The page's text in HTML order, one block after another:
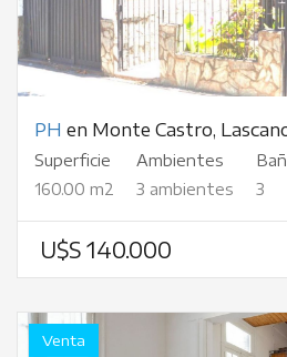
PH en Monte Castro,
Superficie
160.00 m2
Ambientes
3 ambientes
3
U$S 140.000
Venta